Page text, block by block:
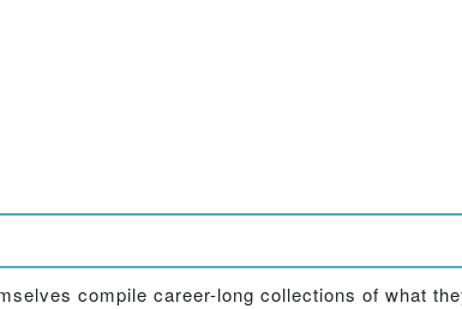
compile career-long collections of what